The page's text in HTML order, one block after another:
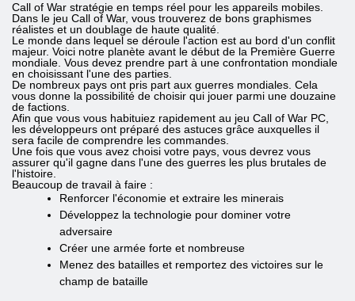
Call of War stratégie en temps réel pour les appareils mobiles.
Dans le jeu Call of War, vous trouverez de bons graphismes
réalistes et un doublage de haute qualité.
Le monde dans lequel se déroule l'action est au bord d'un conflit
majeur. Voici notre planète avant le début de la Première Guerre
mondiale. Vous devez prendre part à une confrontation mondiale
en choisissant l'une des parties.
De nombreux pays ont pris part aux guerres mondiales. Cela
vous donne la possibilité de choisir qui jouer parmi une douzaine
de factions.
Afin que vous vous habituiez rapidement au jeu Call of War PC,
les développeurs ont préparé des astuces grâce auxquelles il
sera facile de comprendre les commandes.
Une fois que vous avez choisi votre pays, vous devrez vous
assurer qu'il gagne dans l'une des guerres les plus brutales de
l'histoire.
Beaucoup de travail à faire :
Renforcer l'économie et extraire les minerais
Développez la technologie pour dominer votre
adversaire
Créer une armée forte et nombreuse
Menez des batailles et remportez des victoires sur le
champ de bataille